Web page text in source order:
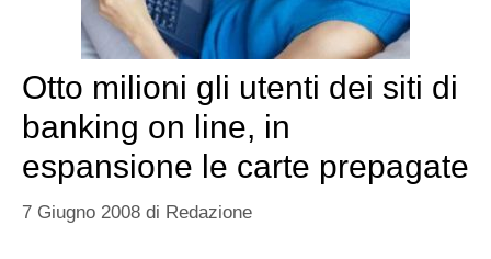
Otto milioni gli utenti dei siti di
banking on line, in
espansione le carte prepagate
7 Giugno 2008 di Redazione